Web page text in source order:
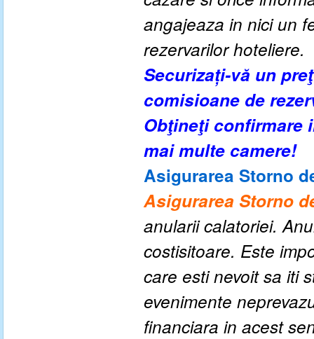
angajeaza in nici un
rezervarilor hoteliere.
Securizați-vă un
comisioane de
Obţineţi confirmare
mai multe camere!
Asigurarea Storno
Asigurarea Storno
anularii calatoriei.
costisitoare. Este
care esti nevoit sa iti
evenimente
financiara in acest